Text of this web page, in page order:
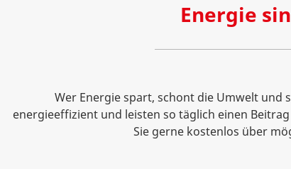
Energie
Wer Energie spart, schont die Umwelt und
energieeffizient und leisten so täglich einen
Sie gerne kostenlos über